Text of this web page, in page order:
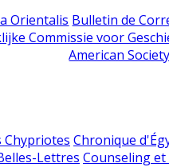
Orientalis Bulletin de
Commissie voor
American
Chypriotes Chronique
Lettres Counseling